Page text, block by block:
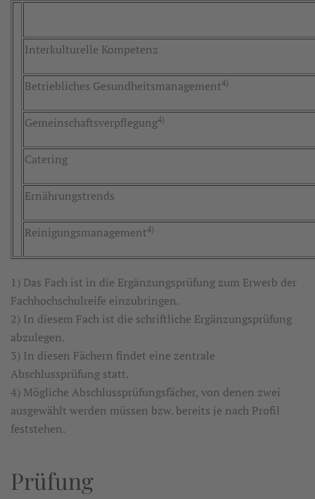
Interkulturelle Kompetenz
Betriebliches Gesundheitsmanagement4)
Gemeinschaftsverpflegung4)
Catering
Ernährungstrends
Reinigungsmanagement4)
1) Das Fach ist in die Ergänzungsprüfung zum Erwerb der
Fachhochschulreife einzubringen.
2) In diesem Fach ist die schriftliche Ergänzungsprüfung
abzulegen.
3) In diesen Fächern findet eine zentrale
Abschlussprüfung statt.
4) Mögliche Abschlussprüfungsfächer, von denen zwei
ausgewählt werden müssen bzw. bereits je nach Profil
feststehen.
Prüfung